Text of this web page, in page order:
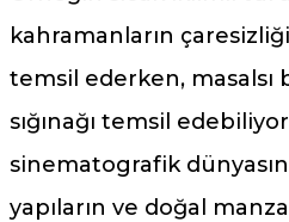
kahramanların
temsil ederken, masalsı
sığınağı temsil
sinematografik
yapıların ve doğal